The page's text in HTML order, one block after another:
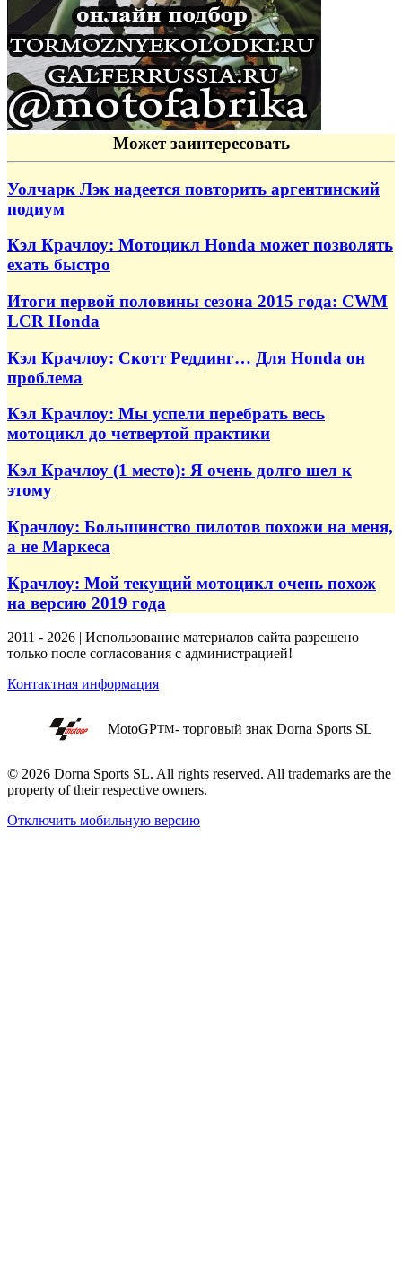
Может заинтересовать
Уолчарк Лэк надеется повторить аргентинский
подиум
Кэл Крачлоу: Мотоцикл Honda может позволять
ехать быстро
Итоги первой половины сезона 2015 года: CWM
LCR Honda
Кэл Крачлоу: Скотт Реддинг… Для Honda он
проблема
Кэл Крачлоу: Мы успели перебрать весь
мотоцикл до четвертой практики
Кэл Крачлоу (1 место): Я очень долго шел к
этому
Крачлоу: Большинство пилотов похожи на меня,
а не Маркеса
Крачлоу: Мой текущий мотоцикл очень похож
на версию 2019 года
2011 - 2026 | Использование материалов сайта разрешено
только после согласования с администрацией!
Контактная информация
MotoGPTM- торговый знак Dorna Sports SL
© 2026 Dorna Sports SL. All rights reserved. All trademarks are the
property of their respective owners.
Отключить мобильную версию